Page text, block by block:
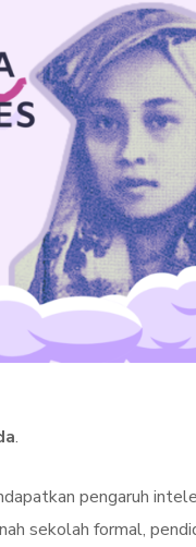
.
pengaruh
sekolah formal,